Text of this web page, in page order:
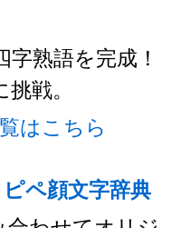
熟語を完成！
戦。
はこちら
ペ顔文字辞典